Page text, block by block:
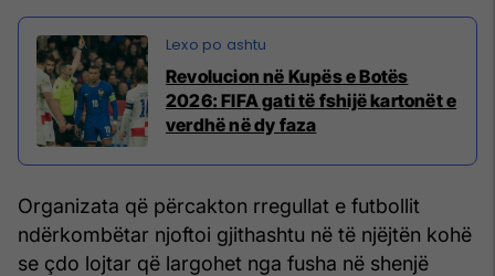
Revolucion në Kupës e Botës
2026: FIFA gati të fshijë kartonët e
verdhë në dy faza
Organizata që përcakton rregullat e futbollit
ndërkombëtar njoftoi gjithashtu në të njëjtën kohë
se çdo lojtar që largohet nga fusha në shenjë